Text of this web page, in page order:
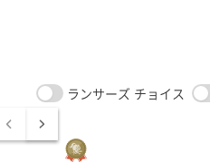
ランサーズ チョイス